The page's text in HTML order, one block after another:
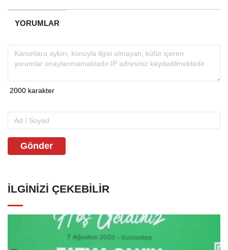
YORUMLAR
Gönder
İLGINIZI ÇEKEBILIR